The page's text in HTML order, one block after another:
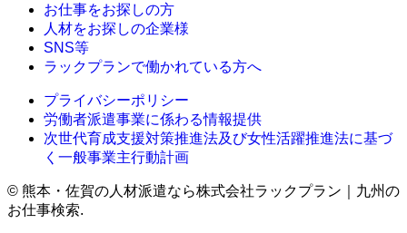
お仕事をお探しの方
人材をお探しの企業様
SNS等
ラックプランで働かれている方へ
プライバシーポリシー
労働者派遣事業に係わる情報提供
次世代育成支援対策推進法及び女性活躍推進法に基づ
く一般事業主行動計画
© 熊本・佐賀の人材派遣なら株式会社ラックプラン｜九州の
お仕事検索.